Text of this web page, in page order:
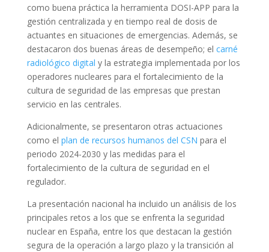
como buena práctica la herramienta DOSI-APP para la
gestión centralizada y en tiempo real de dosis de
actuantes en situaciones de emergencias. Además, se
destacaron dos buenas áreas de desempeño; el carné
radiológico digital y la estrategia implementada por los
operadores nucleares para el fortalecimiento de la
cultura de seguridad de las empresas que prestan
servicio en las centrales.
Adicionalmente, se presentaron otras actuaciones
como el plan de recursos humanos del CSN para el
periodo 2024-2030 y las medidas para el
fortalecimiento de la cultura de seguridad en el
regulador.
La presentación nacional ha incluido un análisis de los
principales retos a los que se enfrenta la seguridad
nuclear en España, entre los que destacan la gestión
segura de la operación a largo plazo y la transición al